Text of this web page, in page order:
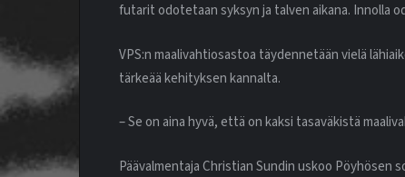
futarit odotetaan syksyn ja talven aikana. Innolla
VPS:n maalivahtiosastoa täydennetään vielä
tärkeää kehityksen kannalta.
– Se on aina hyvä, että on kaksi tasaväkistä
Päävalmentaja Christian Sundin uskoo Pöyhösen